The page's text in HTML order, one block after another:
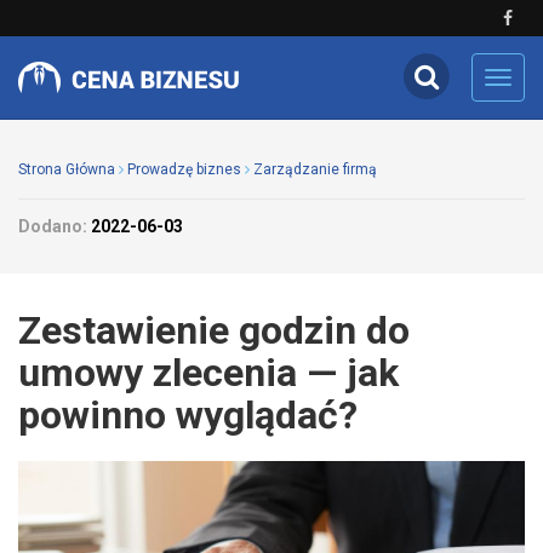
Strona Główna Prowadzę biznes Zarządzanie firmą
Dodano: 2022-06-03
Zestawienie godzin do
umowy zlecenia — jak
powinno wyglądać?